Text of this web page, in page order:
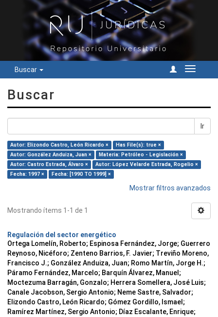
Buscar
Cambiar
Buscar
Ir
Autor: Elizondo Castro, León Ricardo ×
Has File(s): true ×
Autor: González Anduiza, Juan ×
Materia: Petróleo - Legislación ×
Autor: Castro Estrada, Álvaro ×
Autor: López Velarde Estrada, Rogelio ×
Fecha: 1997 ×
Fecha: [1990 TO 1999] ×
Mostrar filtros avanzados
Mostrando ítems 1-1 de 1
Regulación del sector energético
Ortega Lomelín, Roberto; Espinosa Fernández, Jorge; Guerrero
Reynoso, Nicéforo; Zenteno Barrios, F. Javier; Treviño Moreno,
Francisco J.; González Anduiza, Juan; Romo Martín, Jorge H.;
Páramo Fernández, Marcelo; Barquín Álvarez, Manuel;
Moctezuma Barragán, Gonzalo; Herrera Somellera, José Luis;
Canale Jacobson, Sergio Antonio; Neme Sastre, Salvador;
Elizondo Castro, León Ricardo; Gómez Gordillo, Ismael;
Ramírez Martínez, Sergio Antonio; Díaz Escalante, Enrique;